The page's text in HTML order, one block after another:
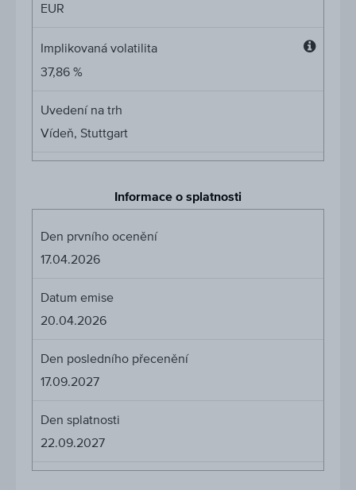
EUR
Implikovaná volatilita
37,86 %
Uvedení na trh
Vídeň, Stuttgart
Informace o splatnosti
Den prvního ocenění
17.04.2026
Datum emise
20.04.2026
Den posledního přecenění
17.09.2027
Den splatnosti
22.09.2027